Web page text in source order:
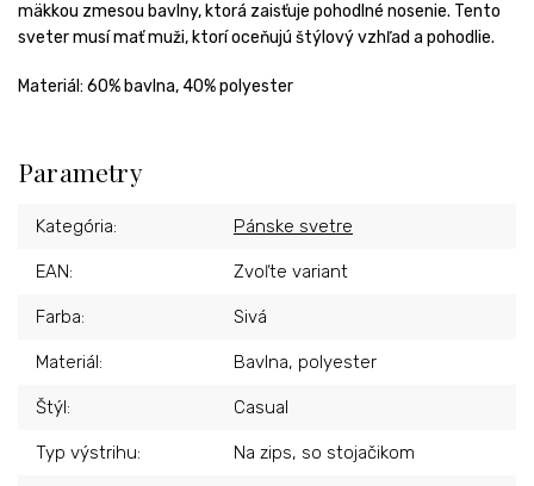
mäkkou zmesou bavlny, ktorá zaisťuje pohodlné nosenie. Tento
sveter musí mať muži, ktorí oceňujú štýlový vzhľad a pohodlie.
Materiál: 60% bavlna, 40% polyester
Parametry
Kategória: Pánske svetre
EAN: Zvoľte variant
Farba: Sivá
Materiál: Bavlna, polyester
Štýl: Casual
Typ výstrihu: Na zips, so stojačikom